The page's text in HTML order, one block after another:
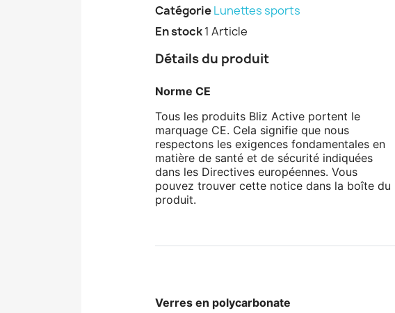
CatégorieLunettes sports
En stock1 Article
Détails du produit
Norme CE
Tous les produits Bliz Active portent le
marquage CE. Cela signifie que nous
respectons les exigences fondamentales en
matière de santé et de sécurité indiquées
dans les Directives européennes. Vous
pouvez trouver cette notice dans la boîte du
produit.
Verres en polycarbonate